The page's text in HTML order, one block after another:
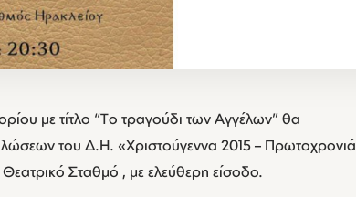
με τίτλο “Tο τραγούδι των Αγγέλων” θα
του Δ.Η. «Χριστούγεννα 2015 – Πρωτοχρονιά
Σταθμό , με ελεύθερη είσοδο.